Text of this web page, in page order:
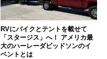
RVにバイクとテントを載せて
「スタージス」へ！ アメリカ最
大のハーレーダビッドソンのイ
ベントとは